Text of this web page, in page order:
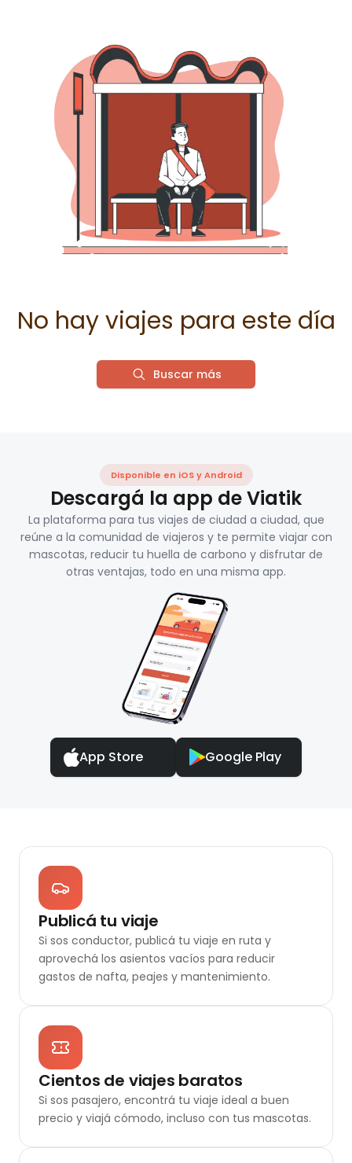
No hay viajes para este día
Buscar más
Disponible en iOS y Android
Descargá la app de Viatik
La plataforma para tus viajes de ciudad a ciudad, que
reúne a la comunidad de viajeros y te permite viajar con
mascotas, reducir tu huella de carbono y disfrutar de
otras ventajas, todo en una misma app.
App Store Google Play
Publicá tu viaje
Si sos conductor, publicá tu viaje en ruta y
aprovechá los asientos vacíos para reducir
gastos de nafta, peajes y mantenimiento.
Cientos de viajes baratos
Si sos pasajero, encontrá tu viaje ideal a buen
precio y viajá cómodo, incluso con tus mascotas.